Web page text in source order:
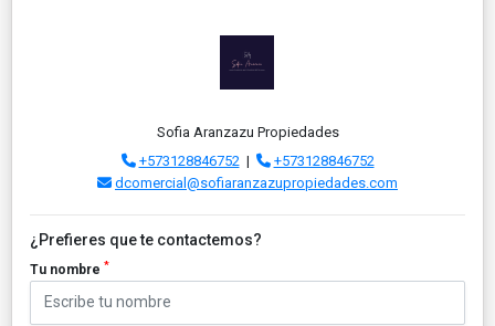
Sofia Aranzazu Propiedades
+573128846752 |
+573128846752
dcomercial@sofiaranzazupropiedades.com
¿Prefieres que te contactemos?
Tu nombre *